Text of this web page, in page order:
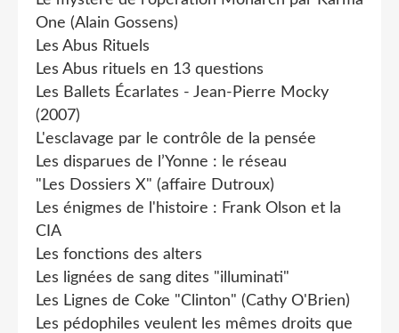
One (Alain Gossens)
Les Abus Rituels
Les Abus rituels en 13 questions
Les Ballets Écarlates - Jean-Pierre Mocky
(2007)
L'esclavage par le contrôle de la pensée
Les disparues de l’Yonne : le réseau
"Les Dossiers X" (affaire Dutroux)
Les énigmes de l'histoire : Frank Olson et la
CIA
Les fonctions des alters
Les lignées de sang dites "illuminati"
Les Lignes de Coke "Clinton" (Cathy O'Brien)
Les pédophiles veulent les mêmes droits que